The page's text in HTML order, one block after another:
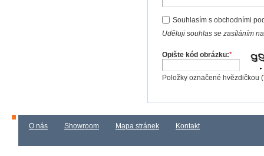
Souhlasím s obchodními
Uděluji souhlas se zasíláním
Opište kód obrázku:*
Položky označené hvězdičkou (
O nás Showroom Mapa stránek Kontakt